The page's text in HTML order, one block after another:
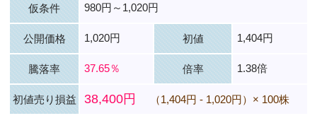
仮条件 980円～1,020円
公開価格 1,020円 初値 1,404円
騰落率 37.65％ 倍率 1.38倍
初値売り損益 38,400円 （1,404円 - 1,020円）× 100株